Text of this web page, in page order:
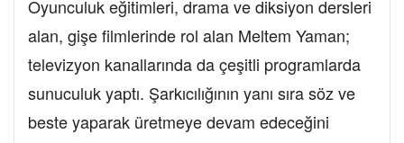
Oyunculuk eğitimleri, drama ve diksiyon dersleri
alan, gişe filmlerinde rol alan Meltem Yaman;
televizyon kanallarında da çeşitli programlarda
sunuculuk yaptı. Şarkıcılığının yanı sıra söz ve
beste yaparak üretmeye devam edeceğini